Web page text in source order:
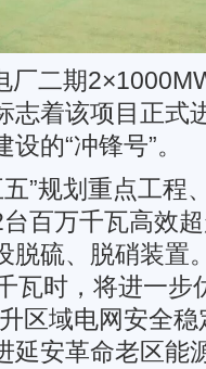
厂二期
志着该项目正式
的“冲锋号”。
”规划重点工程
百万千瓦高效
脱硫、脱硝装置
瓦时，将进一步
区域电网安全
延安革命老区能